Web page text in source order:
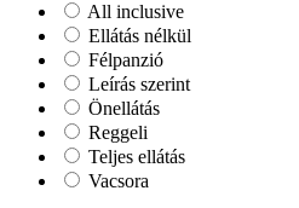
All inclusive
Ellátás nélkül
Félpanzió
Leírás szerint
Önellátás
Reggeli
Teljes ellátás
Vacsora